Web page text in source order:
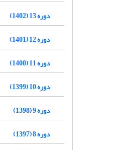
دوره 13 (1402)
دوره 12 (1401)
دوره 11 (1400)
دوره 10 (1399)
دوره 9 (1398)
دوره 8 (1397)